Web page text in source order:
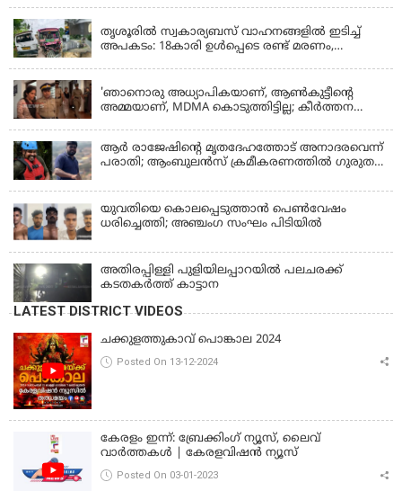
തൃശൂരിൽ സ്വകാര്യബസ് വാഹനങ്ങളില്‍ ഇടിച്ച്
അപകടം: 18കാരി ഉൾപ്പെടെ രണ്ട് മരണം,
'ഞാനൊരു അധ്യാപികയാണ്, ആണ്‍കുട്ടീന്റെ
അമ്മയാണ്‌, MDMA കൊടുത്തിട്ടില്ല; കീർത്തന
ആര്‍ രാജേഷിന്റെ മൃതദേഹത്തോട് അനാദരവെന്ന്
പരാതി; ആംബുലന്‍സ് ക്രമീകരണത്തില്‍ ഗുരുതര
ഫ്രീസര്‍ സംവിധാനം ഇല്ലാതെയെന്നും ആരോപണം
യുവതിയെ കൊലപ്പെടുത്താൻ പെൺവേഷം
ധരിച്ചെത്തി; അഞ്ചംഗ സംഘം പിടിയിൽ
അതിരപ്പിള്ളി പുളിയിലപ്പാറയിൽ പലചരക്ക്
കടതകർത്ത് കാട്ടാന
LATEST DISTRICT VIDEOS
ചക്കുളത്തുകാവ് പൊങ്കാല 2024
Posted On 13-12-2024
കേരളം ഇന്ന്: ബ്രേക്കിംഗ് ന്യൂസ്, ലൈവ്
വാർത്തകൾ | കേരളവിഷൻ ന്യൂസ്
Posted On 03-01-2023